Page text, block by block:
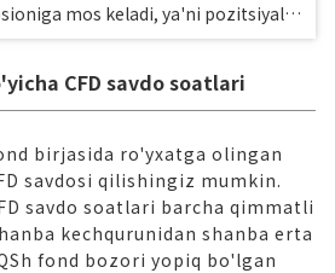
mos keladi, ya'ni pozitsiyalar
swap ballari olinmaydi, bu esa
CFD savdo soatlari
birjasida ro'yxatga olingan
savdosi qilishingiz mumkin.
savdo soatlari barcha qimmatli
kechqurunidan shanba erta
fond bozori yopiq bo'lgan